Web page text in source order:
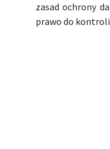
zasad ochrony
prawo do